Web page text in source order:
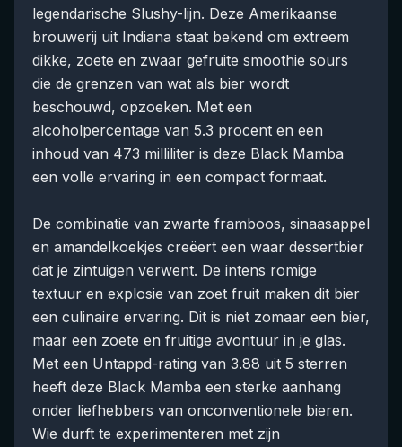
legendarische Slushy-lijn. Deze Amerikaanse
brouwerij uit Indiana staat bekend om extreem
dikke, zoete en zwaar gefruite smoothie sours
die de grenzen van wat als bier wordt
beschouwd, opzoeken. Met een
alcoholpercentage van 5.3 procent en een
inhoud van 473 milliliter is deze Black Mamba
een volle ervaring in een compact formaat.
De combinatie van zwarte framboos, sinaasappel
en amandelkoekjes creëert een waar dessertbier
dat je zintuigen verwent. De intens romige
textuur en explosie van zoet fruit maken dit bier
een culinaire ervaring. Dit is niet zomaar een bier,
maar een zoete en fruitige avontuur in je glas.
Met een Untappd-rating van 3.88 uit 5 sterren
heeft deze Black Mamba een sterke aanhang
onder liefhebbers van onconventionele bieren.
Wie durft te experimenteren met zijn